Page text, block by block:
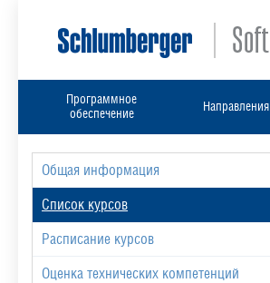
Программное
обеспечение
Направления
Общая информация
Список курсов
Расписание курсов
Оценка технических компетенций